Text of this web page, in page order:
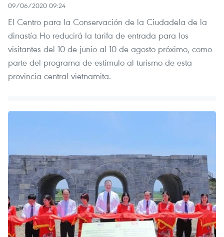
09/06/2020 09:24
El Centro para la Conservación de la Ciudadela de la
dinastía Ho reducirá la tarifa de entrada para los
visitantes del 10 de junio al 10 de agosto próximo, como
parte del programa de estímulo al turismo de esta
provincia central vietnamita.